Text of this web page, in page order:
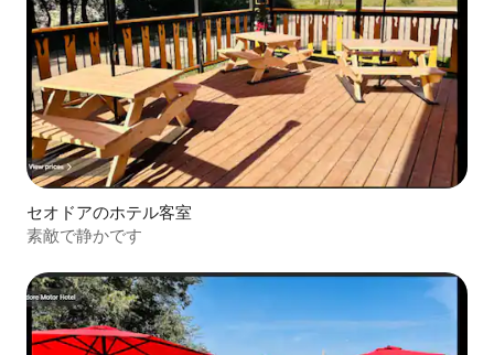
セオドアのホテル客室
素敵で静かです